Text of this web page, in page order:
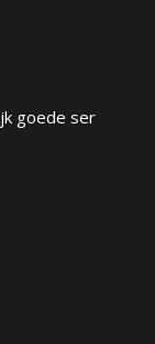
goede ser